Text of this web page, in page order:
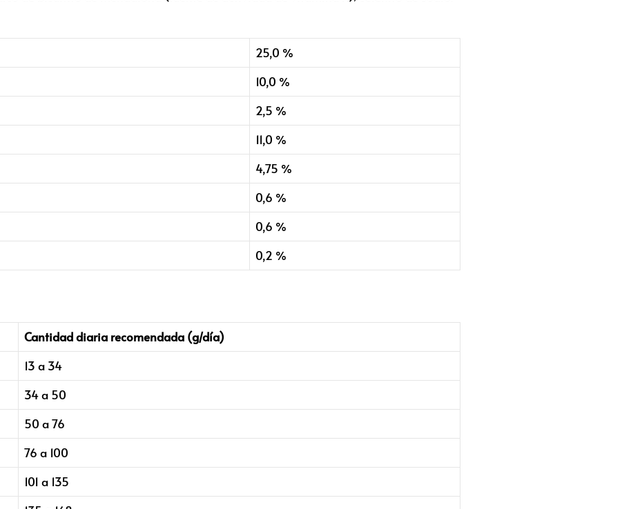
25,0 %
10,0 %
2,5 %
11,0 %
4,75 %
0,6 %
0,6 %
0,2 %
Cantidad diaria recomendada (g/día)
13 a 34
34 a 50
50 a 76
76 a 100
101 a 135